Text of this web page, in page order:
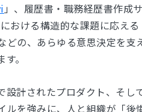
」、履歴書・職務経歴書作成サ
おける構造的な課題に応える
どの、あらゆる意思決定を支
。
設計されたプロダクト、そし
ルを強みに、人と組織が「後